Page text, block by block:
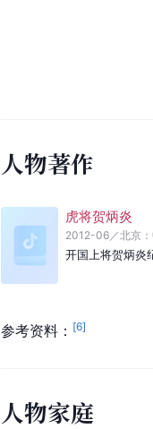
人物著作
虎将贺炳炎
2012-06 ／北京
开国上将贺炳炎
参考资料： [6]
人物家庭